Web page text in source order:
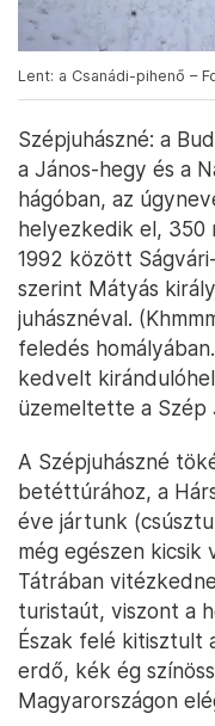
Lent: a Csanádi-pihenő –
Szépjuhászné: a
a János-hegy és a
hágóban, az
helyezkedik el, 350
1992 között
szerint Mátyás
juhásznéval.
feledés
kedvelt
üzemeltette a Szép
A Szépjuhászné
betéttúrához, a
éve jártunk
még egészen kicsik
Tátrában
turistaút, viszont a
Észak felé kitisztult
erdő, kék ég
Magyarországon